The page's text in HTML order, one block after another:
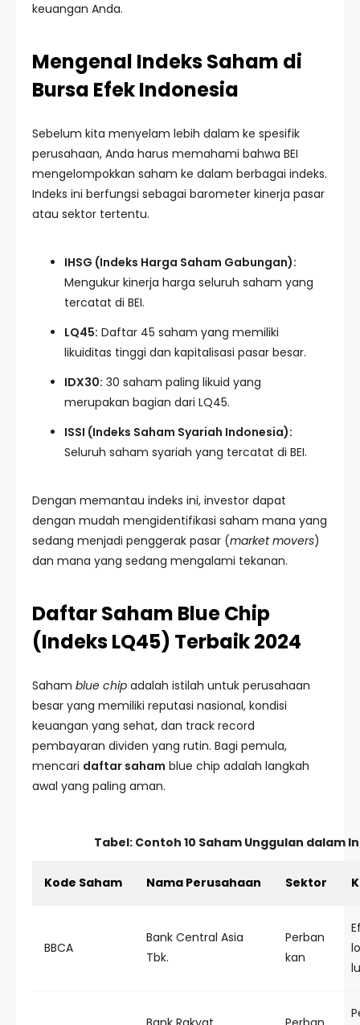
keuangan Anda.
Mengenal Indeks Saham di
Bursa Efek Indonesia
Sebelum kita menyelam lebih dalam ke spesifik
perusahaan, Anda harus memahami bahwa BEI
mengelompokkan saham ke dalam berbagai indeks.
Indeks ini berfungsi sebagai barometer kinerja pasar
atau sektor tertentu.
IHSG (Indeks Harga Saham Gabungan):
Mengukur kinerja harga seluruh saham yang
tercatat di BEI.
LQ45: Daftar 45 saham yang memiliki
likuiditas tinggi dan kapitalisasi pasar besar.
IDX30: 30 saham paling likuid yang
merupakan bagian dari LQ45.
ISSI (Indeks Saham Syariah Indonesia):
Seluruh saham syariah yang tercatat di BEI.
Dengan memantau indeks ini, investor dapat
dengan mudah mengidentifikasi saham mana yang
sedang menjadi penggerak pasar (market movers)
dan mana yang sedang mengalami tekanan.
Daftar Saham Blue Chip
(Indeks LQ45) Terbaik 2024
Saham blue chip adalah istilah untuk perusahaan
besar yang memiliki reputasi nasional, kondisi
keuangan yang sehat, dan track record
pembayaran dividen yang rutin. Bagi pemula,
mencari daftar saham blue chip adalah langkah
awal yang paling aman.
Tabel: Contoh 10 Saham Unggulan dalam
Kode Saham Nama Perusahaan Sektor
BBCA
Bank Central Asia
Tbk.
Perban
kan